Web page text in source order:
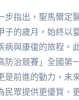
步指出，聖馬爾定
子的歲月，始終以
病與康復的旅程。
防治競賽」全國第
是前進的動力，未
民眾提供更優質、